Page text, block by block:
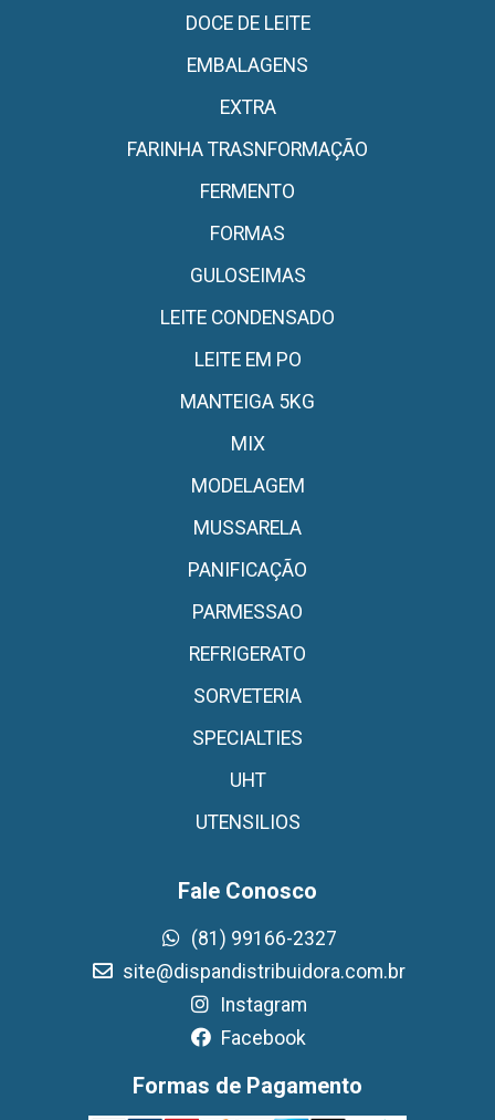
DOCE DE LEITE
EMBALAGENS
EXTRA
FARINHA TRASNFORMAÇÃO
FERMENTO
FORMAS
GULOSEIMAS
LEITE CONDENSADO
LEITE EM PO
MANTEIGA 5KG
MIX
MODELAGEM
MUSSARELA
PANIFICAÇÃO
PARMESSAO
REFRIGERATO
SORVETERIA
SPECIALTIES
UHT
UTENSILIOS
Fale Conosco
(81) 99166-2327
site@dispandistribuidora.com.br
Instagram
Facebook
Formas de Pagamento